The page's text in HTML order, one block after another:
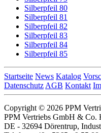
Silberpfeil 80
Silberpfeil 81
Silberpfeil 82
Silberpfeil 83
Silberpfeil 84
Silberpfeil 85
Startseite News Katalog
Datenschutz AGB Kontakt
Copyright © 2026 PPM
PPM Vertriebs GmbH & Co.
DE - 32694 Dörentrup,